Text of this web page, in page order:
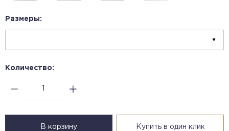
Размеры:
Количество:
В корзину Купить в один клик